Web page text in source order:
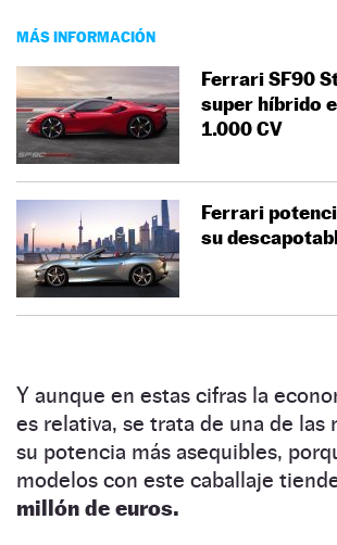
MÁS INFORMACIÓN
Ferrari SF90
super híbrido
1.000 CV
Ferrari
su
Y aunque en estas cifras la
es relativa, se trata de una de las
su potencia más asequibles,
modelos con este caballaje
millón de euros.